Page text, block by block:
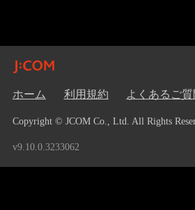
ホーム 利用規約 よくあるご質
Copyright © JCOM Co., Ltd. All Rights
v9.10.0.3233062